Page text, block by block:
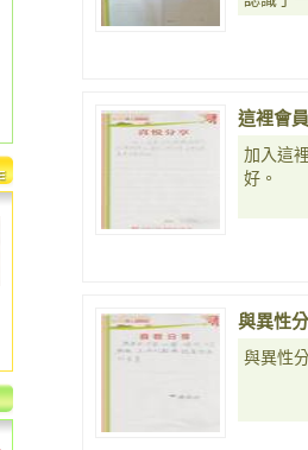
這裡會
加入這
好。
與異性
與異性